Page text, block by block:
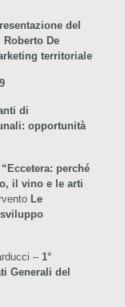
del
De
territoriale
di
opportunità
“Eccetera: perché
il vino e le arti
Le
– 1°
Generali del